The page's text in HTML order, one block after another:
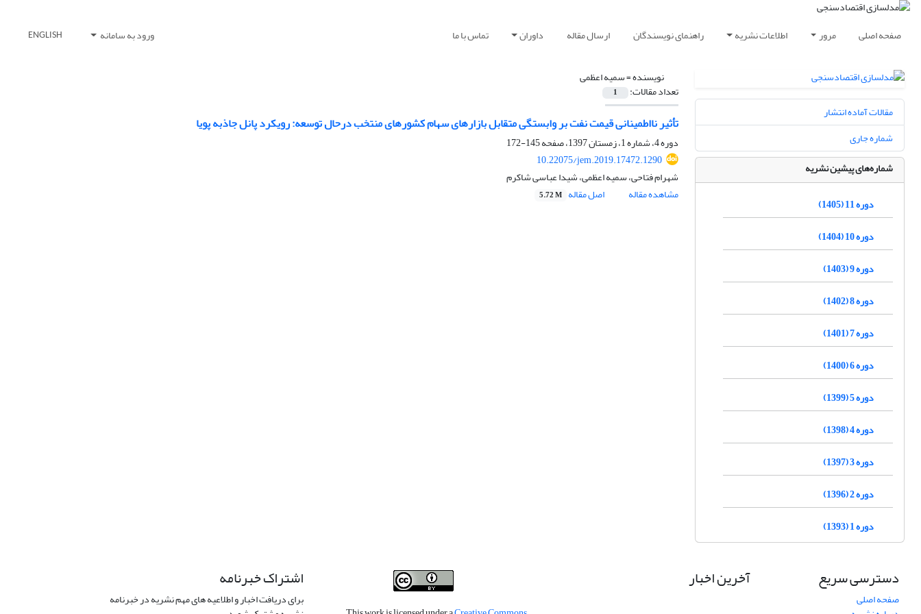
صفحه اصلی مرور اطلاعات نشریه راهنمای نویسندگان ارسال مقاله داوران تماس با ما ورود به سامانه ENGLISH
نویسنده =سمیه اعظمی
تعداد مقالات: 1
تأثیر نااطمینانی قیمت نفت بر وابستگی متقابل بازارهای سهام کشورهای منتخب درحال توسعه: رویکرد پانل جاذبه پویا
دوره 4، شماره 1، زمستان 1397، صفحه
145-172
10.22075/jem.2019.17472.1290
شهرام فتاحی، سمیه اعظمی، شیدا عباسی شاکرم
مشاهده مقاله
اصل مقاله 5.72 M
مقالات آماده انتشار
شماره جاری
شماره‌های پیشین نشریه
دوره 11 (1405)
دوره 10 (1404)
دوره 9 (1403)
دوره 8 (1402)
دوره 7 (1401)
دوره 6 (1400)
دوره 5 (1399)
دوره 4 (1398)
دوره 3 (1397)
دوره 2 (1396)
دوره 1 (1393)
دسترسی سریع
صفحه اصلی
آخرین اخبار اشتراک خبرنامه
برای دریافت اخبار و اطلاعیه های مهم نشریه در خبرنامه